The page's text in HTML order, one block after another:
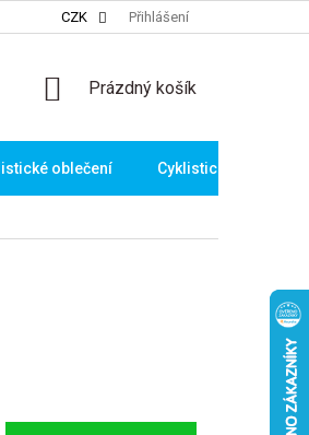
CZK Přihlášení
NÁKUPNÍ
Prázdný košík
oblečení Cyklistické brýle